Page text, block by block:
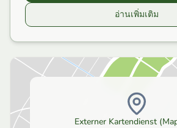
อ่านเพิ่มเติม
Externer Kartendienst